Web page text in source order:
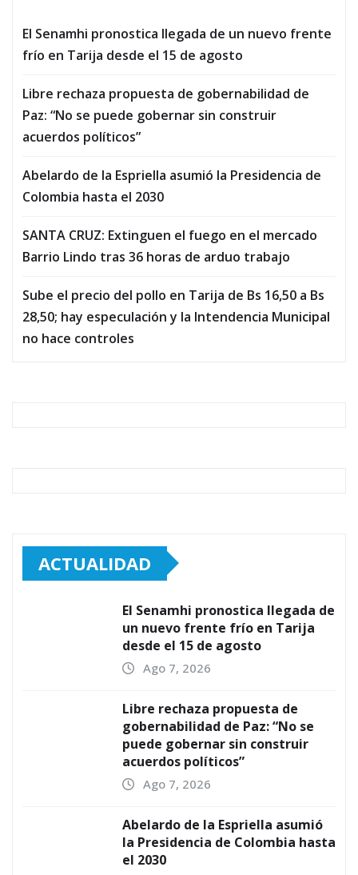
El Senamhi pronostica llegada de un nuevo frente
frío en Tarija desde el 15 de agosto
Libre rechaza propuesta de gobernabilidad de
Paz: “No se puede gobernar sin construir
acuerdos políticos”
Abelardo de la Espriella asumió la Presidencia de
Colombia hasta el 2030
SANTA CRUZ: Extinguen el fuego en el mercado
Barrio Lindo tras 36 horas de arduo trabajo
Sube el precio del pollo en Tarija de Bs 16,50 a Bs
28,50; hay especulación y la Intendencia Municipal
no hace controles
ACTUALIDAD
El Senamhi pronostica llegada de
un nuevo frente frío en Tarija
desde el 15 de agosto
Ago 7, 2026
Libre rechaza propuesta de
gobernabilidad de Paz: “No se
puede gobernar sin construir
acuerdos políticos”
Ago 7, 2026
Abelardo de la Espriella asumió
la Presidencia de Colombia hasta
el 2030